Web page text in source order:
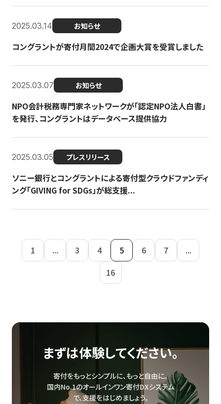
2025.03.14 お知らせ
コングラントが寄付月間2024で企画大賞を受賞しました
2025.03.07 お知らせ
NPO会計税務専門家ネットワークが「認定NPO法人白書」
を発行、コングラントはデータベース提供協力
2025.03.05 プレスリリース
ソニー銀行とコングラントによる寄付型クラウドファンディ
ング「GIVING for SDGs」が総支援...
1 ... 3 4 5 6 7
...
16
まずは体験してください。
寄付をもっとシンプルに、もっと自由に。
国内No.1のオールインワン寄付DXシステム
で、支援をはじめましょう。